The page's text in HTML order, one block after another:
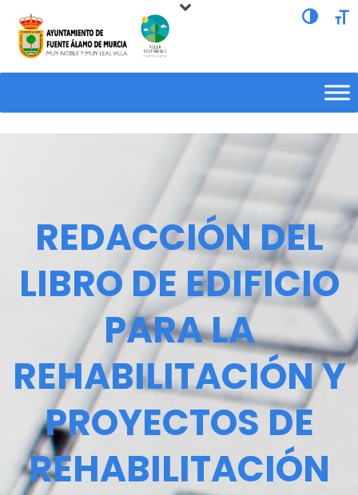
Alternar
REDACCIÓN DEL
LIBRO DE EDIFICIO
PARA LA
REHABILITACIÓN Y
PROYECTOS DE
REHABILITACIÓN